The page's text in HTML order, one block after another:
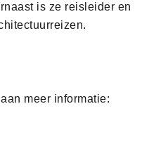
is ze reisleider en
meer informatie: